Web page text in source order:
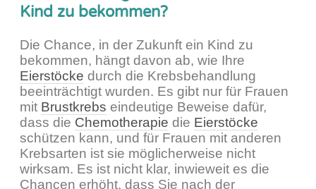
Kind zu bekommen?
Die Chance, in der Zukunft ein Kind zu
bekommen, hängt davon ab, wie Ihre
Eierstöcke durch die Krebsbehandlung
beeinträchtigt wurden. Es gibt nur für Frauen
mit Brustkrebs eindeutige Beweise dafür,
dass die Chemotherapie die Eierstöcke
schützen kann, und für Frauen mit anderen
Krebsarten ist sie möglicherweise nicht
wirksam. Es ist nicht klar, inwieweit es die
Chancen erhöht, dass Sie nach der